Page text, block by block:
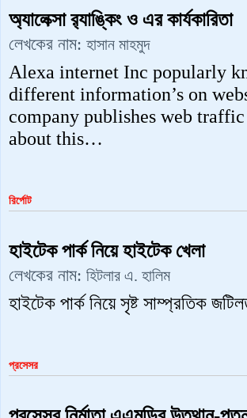
অ্যালেক্সা র‌্যাঙ্কিং ও এর কার্যকারিতা
লেখকের নাম: হাসান মাহমুদ
Alexa internet Inc popularly
different information’s on
company publishes web
about this…
রির্পোট
হাইটেক পার্ক নিয়ে হাইটেক খেলা
লেখকের নাম: হিটলার এ. হালিম
হাইটেক পার্ক নিয়ে সৃষ্ট সাম্প্রতিক
প্রসেসর